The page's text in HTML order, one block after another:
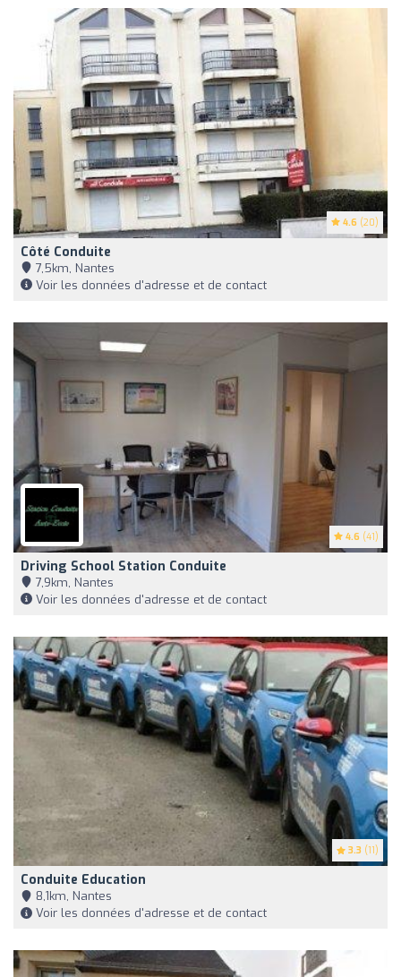
4.6 (20)
Côté Conduite
7,5km, Nantes
Voir les données d'adresse et de contact
4.6 (41)
Driving School Station Conduite
7,9km, Nantes
Voir les données d'adresse et de contact
3.3 (11)
Conduite Education
8,1km, Nantes
Voir les données d'adresse et de contact